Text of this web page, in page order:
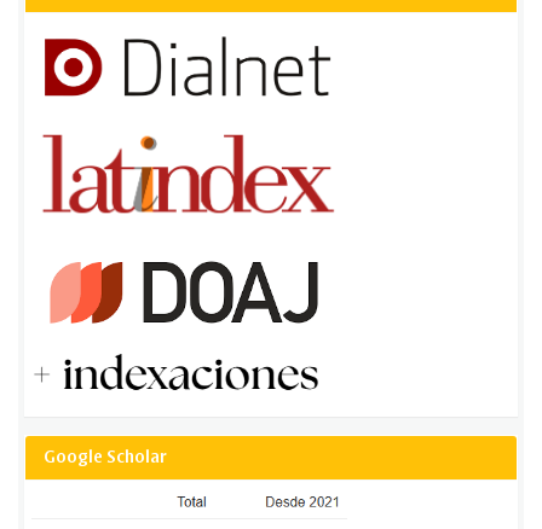
Google Scholar